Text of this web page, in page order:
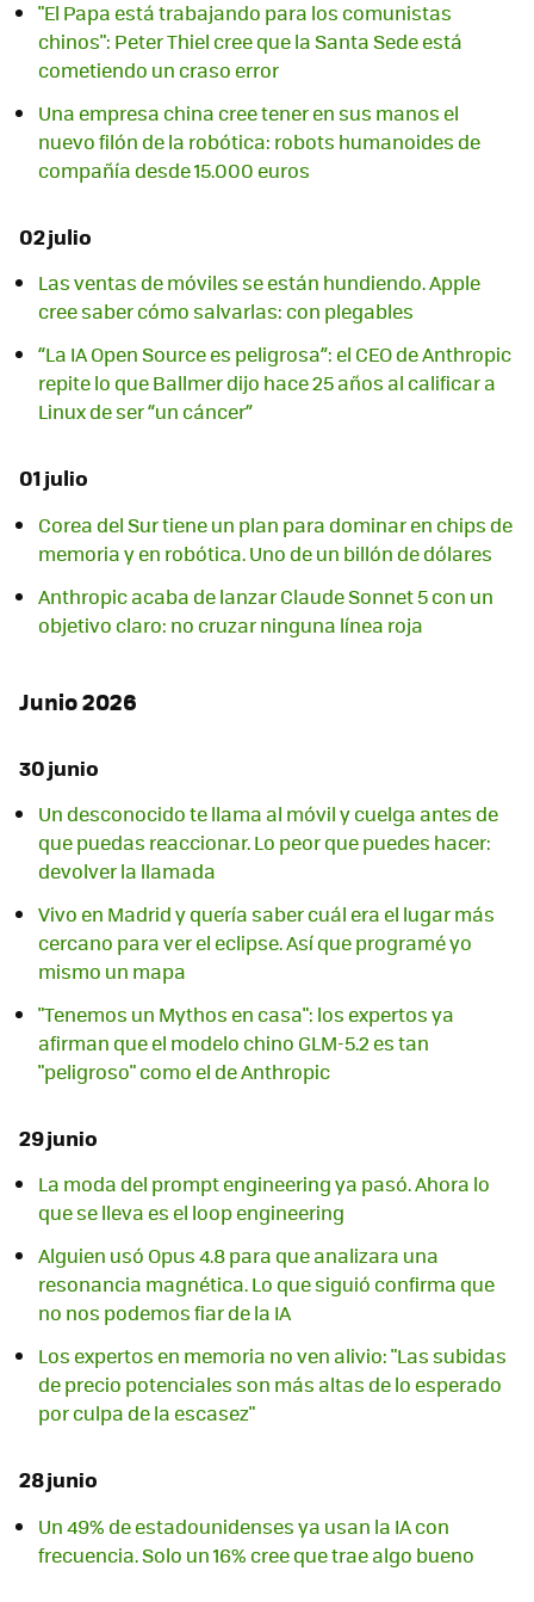
"El Papa está trabajando para los comunistas
chinos": Peter Thiel cree que la Santa Sede está
cometiendo un craso error
Una empresa china cree tener en sus manos el
nuevo filón de la robótica: robots humanoides de
compañía desde 15.000 euros
02 julio
Las ventas de móviles se están hundiendo. Apple
cree saber cómo salvarlas: con plegables
“La IA Open Source es peligrosa”: el CEO de Anthropic
repite lo que Ballmer dijo hace 25 años al calificar a
Linux de ser “un cáncer”
01 julio
Corea del Sur tiene un plan para dominar en chips de
memoria y en robótica. Uno de un billón de dólares
Anthropic acaba de lanzar Claude Sonnet 5 con un
objetivo claro: no cruzar ninguna línea roja
Junio 2026
30 junio
Un desconocido te llama al móvil y cuelga antes de
que puedas reaccionar. Lo peor que puedes hacer:
devolver la llamada
Vivo en Madrid y quería saber cuál era el lugar más
cercano para ver el eclipse. Así que programé yo
mismo un mapa
"Tenemos un Mythos en casa": los expertos ya
afirman que el modelo chino GLM-5.2 es tan
"peligroso" como el de Anthropic
29 junio
La moda del prompt engineering ya pasó. Ahora lo
que se lleva es el loop engineering
Alguien usó Opus 4.8 para que analizara una
resonancia magnética. Lo que siguió confirma que
no nos podemos fiar de la IA
Los expertos en memoria no ven alivio: "Las subidas
de precio potenciales son más altas de lo esperado
por culpa de la escasez"
28 junio
Un 49% de estadounidenses ya usan la IA con
frecuencia. Solo un 16% cree que trae algo bueno